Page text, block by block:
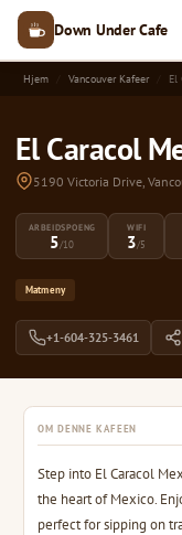
Down Under Cafe
Hjem Vancouver Kafeer El
El Caracol
5190 Victoria Drive,
ARBEIDSPOENG
5/10
WIFI
3/5
Matmeny
+1-604-325-3461
OM DENNE KAFEEN
Step into El Caracol
the heart of Mexico.
perfect for sipping on